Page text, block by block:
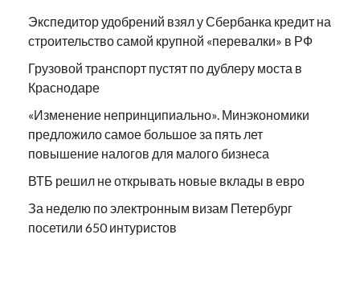
Экспедитор удобрений взял у Сбербанка кредит на
строительство самой крупной «перевалки» в РФ
Грузовой транспорт пустят по дублеру моста в
Краснодаре
«Изменение непринципиально». Минэкономики
предложило самое большое за пять лет
повышение налогов для малого бизнеса
ВТБ решил не открывать новые вклады в евро
За неделю по электронным визам Петербург
посетили 650 интуристов